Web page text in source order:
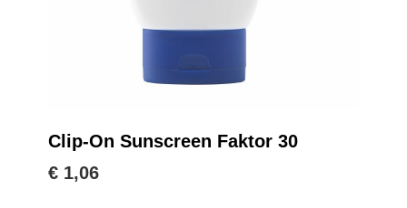
Clip-On Sunscreen Faktor 30
€ 1,06